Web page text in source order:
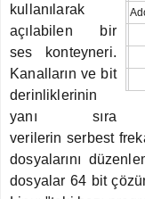
kullanılarak
açılabilen bir
ses konteyneri.
Kanalların ve bit
derinliklerinin
yanı sıra
verilerin serbest
dosyalarını
dosyalar 64 bit